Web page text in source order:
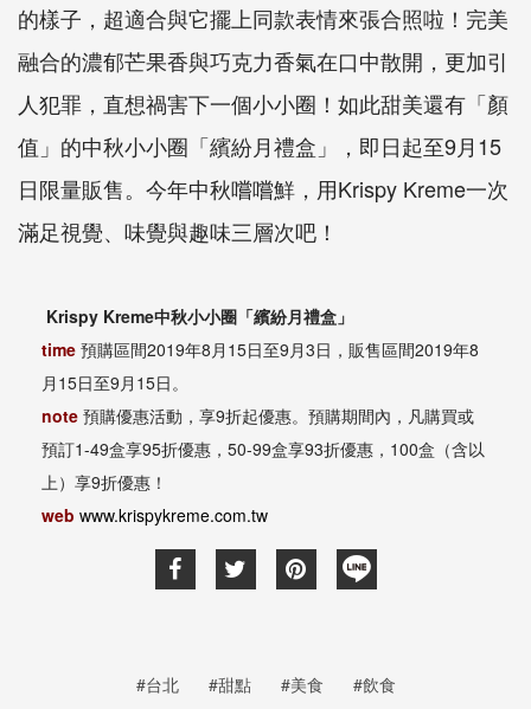
的樣子，超適合與它擺上同款表情來張合照啦！完美
融合的濃郁芒果香與巧克力香氣在口中散開，更加引
人犯罪，直想禍害下一個小小圈！如此甜美還有「顏
值」的中秋小小圈「繽紛月禮盒」，即日起至9月15
日限量販售。今年中秋嚐嚐鮮，用Krispy Kreme一次
滿足視覺、味覺與趣味三層次吧！
Krispy Kreme中秋小小圈「繽紛月禮盒」
time 預購區間2019年8月15日至9月3日，販售區間2019年8
月15日至9月15日。
note 預購優惠活動，享9折起優惠。預購期間內，凡購買或
預訂1-49盒享95折優惠，50-99盒享93折優惠，100盒（含以
上）享9折優惠！
web www.krispykreme.com.tw
#台北 #甜點 #美食 #飲食